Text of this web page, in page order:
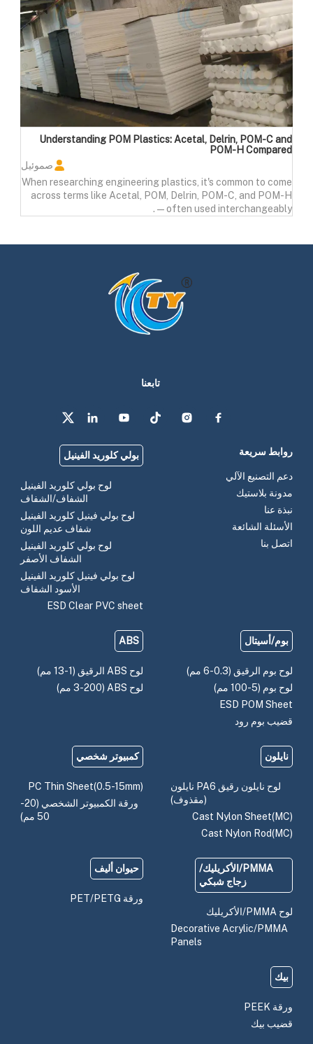
Understanding POM Plastics: Acetal, Delrin, POM-C and
POM-H Compared
صموئيل
When researching engineering plastics, it's common to come
across terms like Acetal, POM, Delrin, POM-C, and POM-H
—often used interchangeably.
تابعنا
روابط سريعة
دعم التصنيع الآلي
مدونة بلاستيك
نبذة عنا
الأسئلة الشائعة
اتصل بنا
بولي كلوريد الفينيل
لوح بولي كلوريد الفينيل
الشفاف/الشفاف
لوح بولي فينيل كلوريد الفينيل
شفاف عديم اللون
لوح بولي كلوريد الفينيل
الشفاف الأصفر
لوح بولي فينيل كلوريد الفينيل
الأسود الشفاف
ESD Clear PVC sheet
بوم/أسيتال
لوح بوم الرقيق (0.3-6 مم)
لوح بوم (5-100 مم)
ESD POM Sheet
قضيب بوم رود
ABS
لوح ABS الرقيق (1-13 مم)
لوح ABS (3-200 مم)
نايلون
لوح نايلون رقيق PA6 نايلون
(مقذوف)
Cast Nylon Sheet(MC)
Cast Nylon Rod(MC)
كمبيوتر شخصي
PC Thin Sheet(0.5-15mm)
ورقة الكمبيوتر الشخصي (20-
50 مم)
PMMA/الأكريليك/
زجاج شبكي
لوح PMMA/الأكريليك
Decorative Acrylic/PMMA
Panels
حيوان أليف
ورقة PET/PETG
بيك
ورقة PEEK
قضيب بيك